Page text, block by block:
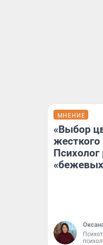
МНЕНИЕ
«Выбор
жесткого
Психолог